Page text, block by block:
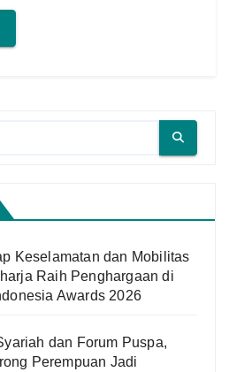
Keselamatan dan Mobilitas
Raih Penghargaan di
Awards 2026
dan Forum Puspa,
Perempuan Jadi